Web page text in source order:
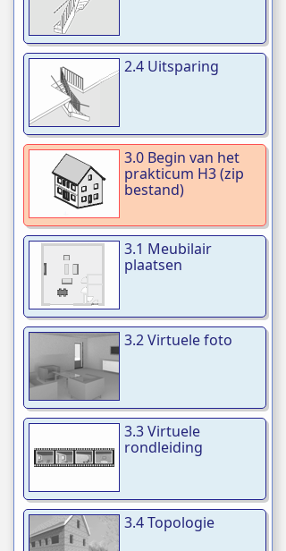
2.4 Uitsparing
3.0 Begin van het
prakticum H3 (zip
bestand)
3.1 Meubilair
plaatsen
3.2 Virtuele foto
3.3 Virtuele
rondleiding
3.4 Topologie